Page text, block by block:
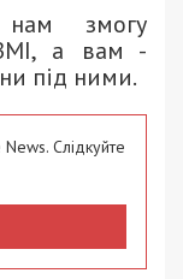
змогу
а вам -
під ними.
Слідкуйте